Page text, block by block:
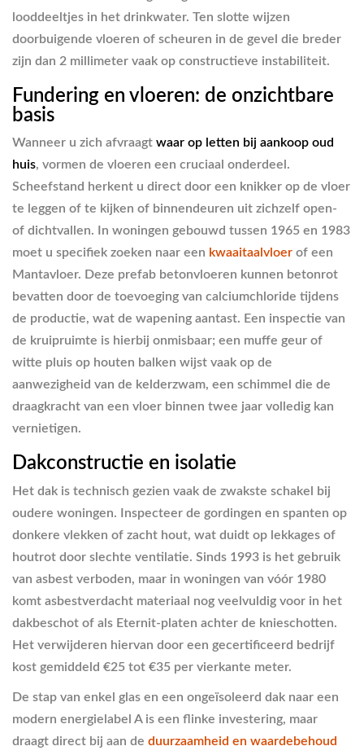
looddeeltjes in het drinkwater. Ten slotte wijzen
doorbuigende vloeren of scheuren in de gevel die breder
zijn dan 2 millimeter vaak op constructieve instabiliteit.
Fundering en vloeren: de onzichtbare
basis
Wanneer u zich afvraagt waar op letten bij aankoop oud
huis, vormen de vloeren een cruciaal onderdeel.
Scheefstand herkent u direct door een knikker op de vloer
te leggen of te kijken of binnendeuren uit zichzelf open-
of dichtvallen. In woningen gebouwd tussen 1965 en 1983
moet u specifiek zoeken naar een kwaaitaalvloer of een
Mantavloer. Deze prefab betonvloeren kunnen betonrot
bevatten door de toevoeging van calciumchloride tijdens
de productie, wat de wapening aantast. Een inspectie van
de kruipruimte is hierbij onmisbaar; een muffe geur of
witte pluis op houten balken wijst vaak op de
aanwezigheid van de kelderzwam, een schimmel die de
draagkracht van een vloer binnen twee jaar volledig kan
vernietigen.
Dakconstructie en isolatie
Het dak is technisch gezien vaak de zwakste schakel bij
oudere woningen. Inspecteer de gordingen en spanten op
donkere vlekken of zacht hout, wat duidt op lekkages of
houtrot door slechte ventilatie. Sinds 1993 is het gebruik
van asbest verboden, maar in woningen van vóór 1980
komt asbestverdacht materiaal nog veelvuldig voor in het
dakbeschot of als Eternit-platen achter de knieschotten.
Het verwijderen hiervan door een gecertificeerd bedrijf
kost gemiddeld €25 tot €35 per vierkante meter.
De stap van enkel glas en een ongeïsoleerd dak naar een
modern energielabel A is een flinke investering, maar
draagt direct bij aan de duurzaamheid en waardebehoud